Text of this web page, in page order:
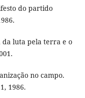
do partido
da luta pela terra e o
no campo.
1986.